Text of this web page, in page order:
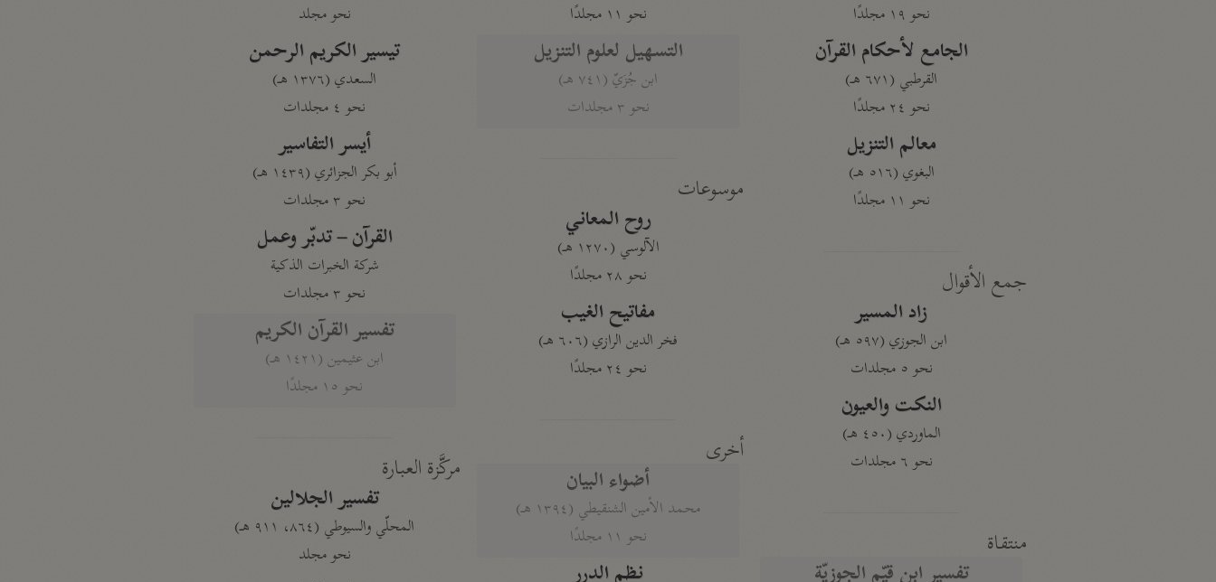
نحو ١٩ مجلدًا
الجامع لأحكام القرآن
القرطبي (٦٧١ هـ)
نحو ٢٤ مجلدًا
معالم التنزيل
البغوي (٥١٦ هـ)
نحو ١١ مجلدًا
جمع الأقوال
زاد المسير
ابن الجوزي (٥٩٧ هـ)
نحو ٥ مجلدات
النكت والعيون
الماوردي (٤٥٠ هـ)
نحو ٦ مجلدات
منتقاة
تفسير ابن قيّم الجوزيّة
نحو ١١ مجلدًا
التسهيل لعلوم التنزيل
ابن جُزَيّ (٧٤١ هـ)
نحو ٣ مجلدات
موسوعات
روح المعاني
الآلوسي (١٢٧٠ هـ)
نحو ٢٨ مجلدًا
مفاتيح الغيب
فخر الدين الرازي (٦٠٦ هـ)
نحو ٢٤ مجلدًا
أخرى
أضواء البيان
محمد الأمين الشنقيطي (١٣٩٤ هـ)
نحو ١١ مجلدًا
نظم الدرر
نحو مجلد
تيسير الكريم الرحمن
السعدي (١٣٧٦ هـ)
نحو ٤ مجلدات
أيسر التفاسير
أبو بكر الجزائري (١٤٣٩ هـ)
نحو ٣ مجلدات
القرآن – تدبّر وعمل
شركة الخبرات الذكية
نحو ٣ مجلدات
تفسير القرآن الكريم
ابن عثيمين (١٤٢١ هـ)
نحو ١٥ مجلدًا
مركَّزة العبارة
تفسير الجلالين
المحلّي والسيوطي (٨٦٤، ٩١١ هـ)
نحو مجلد